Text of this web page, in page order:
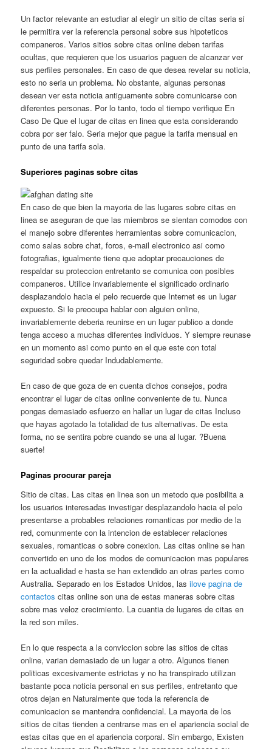
Un factor relevante an estudiar al elegir un sitio de citas seria si
le permitira ver la referencia personal sobre sus hipoteticos
companeros. Varios sitios sobre citas online deben tarifas
ocultas, que requieren que los usuarios paguen de alcanzar ver
sus perfiles personales. En caso de que desea revelar su noticia,
esto no seria un problema. No obstante, algunas personas
desean ver esta noticia antiguamente sobre comunicarse con
diferentes personas. Por lo tanto, todo el tiempo verifique En
Caso De Que el lugar de citas en linea que esta considerando
cobra por ser falo. Seria mejor que pague la tarifa mensual en
punto de una tarifa sola.
Superiores paginas sobre citas
En caso de que bien la mayoria de las lugares sobre citas en
linea se aseguran de que las miembros se sientan comodos con
el manejo sobre diferentes herramientas sobre comunicacion,
como salas sobre chat, foros, e-mail electronico asi como
fotografias, igualmente tiene que adoptar precauciones de
respaldar su proteccion entretanto se comunica con posibles
companeros. Utilice invariablemente el significado ordinario
desplazandolo hacia el pelo recuerde que Internet es un lugar
expuesto. Si le preocupa hablar con alguien online,
invariablemente deberia reunirse en un lugar publico a donde
tenga acceso a muchas diferentes individuos. Y siempre reunase
en un momento asi como punto en el que este con total
seguridad sobre quedar Indudablemente.
En caso de que goza de en cuenta dichos consejos, podra
encontrar el lugar de citas online conveniente de tu. Nunca
pongas demasiado esfuerzo en hallar un lugar de citas Incluso
que hayas agotado la totalidad de tus alternativas. De esta
forma, no se sentira pobre cuando se una al lugar. ?Buena
suerte!
Paginas procurar pareja
Sitio de citas. Las citas en linea son un metodo que posibilita a
los usuarios interesadas investigar desplazandolo hacia el pelo
presentarse a probables relaciones romanticas por medio de la
red, comunmente con la intencion de establecer relaciones
sexuales, romanticas o sobre conexion. Las citas online se han
convertido en uno de los modos de comunicacion mas populares
en la actualidad e hasta se han extendido an otras partes como
Australia. Separado en los Estados Unidos, lasilove pagina de
contactos citas online son una de estas maneras sobre citas
sobre mas veloz crecimiento. La cuantia de lugares de citas en
la red son miles.
En lo que respecta a la conviccion sobre las sitios de citas
online, varian demasiado de un lugar a otro. Algunos tienen
politicas excesivamente estrictas y no ha transpirado utilizan
bastante poca noticia personal en sus perfiles, entretanto que
otros dejan en Naturalmente que toda la referencia de
comunicacion se mantendra confidencial. La mayoria de los
sitios de citas tienden a centrarse mas en el apariencia social de
estas citas que en el apariencia corporal. Sin embargo, Existen